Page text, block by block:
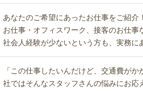
あなたのご希望にあったお仕事をご紹
お仕事・オフィスワーク、接客のお仕事
社会人経験が少ないという方も、実務に
「この仕事したいんだけど、交通費が
社ではそんなスタッフさんの悩みにお応